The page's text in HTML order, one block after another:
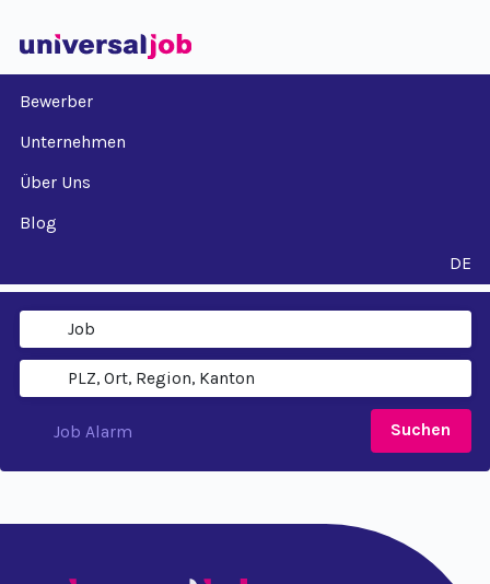
Bewerber
Unternehmen
Über Uns
Blog
DE
Suchen
Job Alarm